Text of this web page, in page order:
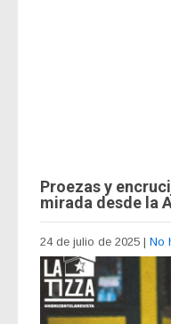
Proezas y
mirada desde la
24 de julio de 2025 | No